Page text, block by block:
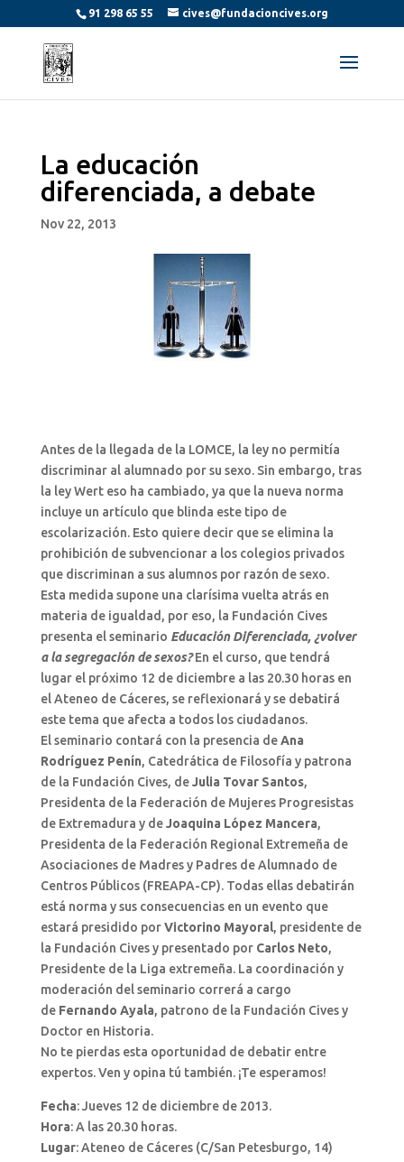
91 298 65 55 cives@fundacioncives.org
La educación
diferenciada, a debate
Nov 22, 2013
Antes de la llegada de la LOMCE, la ley no permitía
discriminar al alumnado por su sexo. Sin embargo, tras
la ley Wert eso ha cambiado, ya que la nueva norma
incluye un artículo que blinda este tipo de
escolarización. Esto quiere decir que se elimina la
prohibición de subvencionar a los colegios privados
que discriminan a sus alumnos por razón de sexo.
Esta medida supone una clarísima vuelta atrás en
materia de igualdad, por eso, la Fundación Cives
presenta el seminario Educación Diferenciada, ¿volver
a la segregación de sexos? En el curso, que tendrá
lugar el próximo 12 de diciembre a las 20.30 horas en
el Ateneo de Cáceres, se reflexionará y se debatirá
este tema que afecta a todos los ciudadanos.
El seminario contará con la presencia de Ana
Rodríguez Penín, Catedrática de Filosofía y patrona
de la Fundación Cives, de Julia Tovar Santos,
Presidenta de la Federación de Mujeres Progresistas
de Extremadura y de Joaquina López Mancera,
Presidenta de la Federación Regional Extremeña de
Asociaciones de Madres y Padres de Alumnado de
Centros Públicos (FREAPA-CP). Todas ellas debatirán
está norma y sus consecuencias en un evento que
estará presidido por Victorino Mayoral, presidente de
la Fundación Cives y presentado por Carlos Neto,
Presidente de la Liga extremeña. La coordinación y
moderación del seminario correrá a cargo
de Fernando Ayala, patrono de la Fundación Cives y
Doctor en Historia.
No te pierdas esta oportunidad de debatir entre
expertos. Ven y opina tú también. ¡Te esperamos!
Fecha: Jueves 12 de diciembre de 2013.
Hora: A las 20.30 horas.
Lugar: Ateneo de Cáceres (C/San Petesburgo, 14)